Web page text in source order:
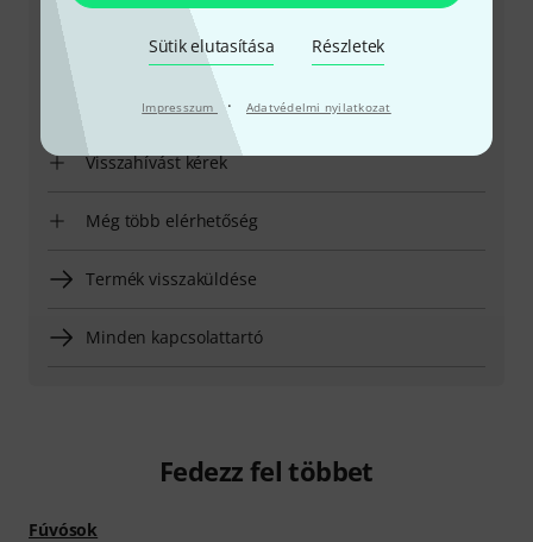
Sütik elutasítása Részletek
Impresszum · Adatvédelmi nyilatkozat
Készítsd elő ügyfélszámodat
Nyitvatartási idő (CEST - Közép-európai
nyári időszámítás)
Visszahívást kérek
Még több elérhetőség
Termék visszaküldése
Minden kapcsolattartó
Fedezz fel többet
Fúvósok